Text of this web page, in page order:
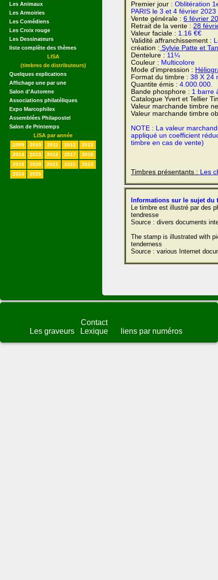
Les Animaux
Les Armoiries
Les Comédiens
Les Croix rouge
Les Dessinateurs
liste complète des thèmes
LISA
(timbres de distributeurs)
Quelques explications
Affichage une par une
Salon d'Automne
Associations philatéliques
Expo Marcophilex
Assemblées Philapostel
Salon de Printemps
LISA par année
2009 2010 2011 2012
2013
2014
2015 2016 2017
2018
2019
2020 2021 2022
2023
2024
2025
Premier jour : Oblitération
PARIS le 3 et 4 février 2023
Vente générale : 6 février
Retrait de la vente : 28
Valeur faciale : 1.16 €€
Validité affranchissement :
création : Sylvie Patte et
Dentelure : 11¼
Couleur : Multicolore
Mode d'impression :
Format du timbre : 38 X 24
Quantite émis : 4.000.000.
Bande phosphore : 1 barre
Catalogue Yvert et Tellier
Valeur marchande timbre
Valeur marchande timbre
NOTE : La valeur
appliqué un coefficient
timbre en cas de vente)
Timbres présentants : Les
Informations sur le sujet du
Le timbre est illustré par des
tendresse
Source : divers documents
The stamp is illustrated with
tenderness
Source : various Internet
Les graveurs
Contact
Lexique
liens par numéros